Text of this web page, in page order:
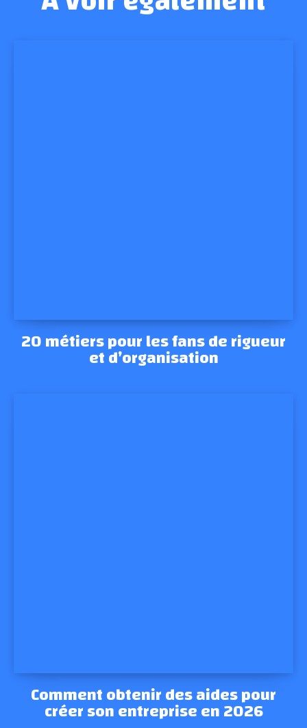
20 métiers pour les fans de rigueur
et d’organisation
Comment obtenir des aides pour
créer son entreprise en 2026